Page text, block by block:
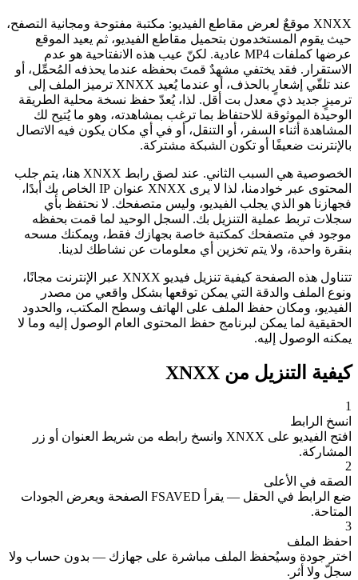
XNXX موقعٌ لعرض مقاطع الفيديو: مكتبة مفتوحة ومجانية التصفح،
حيث يقوم المستخدمون بتحميل مقاطع الفيديو، ثم يعيد الموقع
عرضها كملفات MP4 عادية. لكنّ عيب هذه الانفتاحية هو عدم
الاستقرار. فقد يختفي مشهدٌ قمتَ بحفظه عندما يحذفه المُحمِّل، أو
عند تلقّي إشعارٍ بالحذف، أو عندما يُعيد XNXX ترميز الملف إلى
ترميزٍ جديد ذي معدل بت أقل. لذا، يُعدّ حفظ نسخة محلية الطريقة
الوحيدة الموثوقة للاحتفاظ بما ترغب بمشاهدته، وهو ما يُتيح لك
المشاهدة أثناء السفر، أو التنقل، أو في أي مكان يكون فيه الاتصال
بالإنترنت ضعيفًا أو تكون الشبكة مشتركة.
الخصوصية هي السبب الثاني. عند لصق رابط XNXX هنا، يتم جلب
المحتوى عبر خوادمنا، لذا لا يرى XNXX عنوان IP الخاص بك أبدًا،
فجهازنا هو الذي يجلب الفيديو، وليس متصفحك. لا نحتفظ بأي
سجلات تربط عملية التنزيل بك. السجل الوحيد لما قمت بحفظه
موجود في متصفحك كمكتبة خاصة بجهازك فقط، ويمكنك مسحه
بنقرة واحدة، ولا يتم تخزين أي معلومات عن نشاطك لدينا.
تتناول هذه الصفحة كيفية تنزيل فيديو XNXX عبر الإنترنت مجانًا،
ونوع الملف والدقة التي يمكن توقعها بشكل واقعي من مصدر
الفيديو، ومكان حفظ الملف على الهاتف وسطح المكتب، والحدود
الحقيقية لما يمكن لبرنامج حفظ المحتوى العام الوصول إليه وما لا
يمكنه الوصول إليه.
كيفية التنزيل من XNXX
1
انسخ الرابط
افتح الفيديو على XNXX وانسخ رابطه من شريط العنوان أو زر
المشاركة.
2
الصقه في الأعلى
ضع الرابط في الحقل — يقرأ FSAVED الصفحة ويعرض الجودات
المتاحة.
3
احفظ الملف
اختر جودة وسيُحفظ الملف مباشرة على جهازك — بدون حساب ولا
سجلّ ولا أثر.